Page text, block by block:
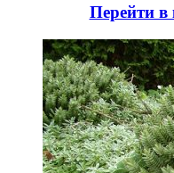
Перейти в